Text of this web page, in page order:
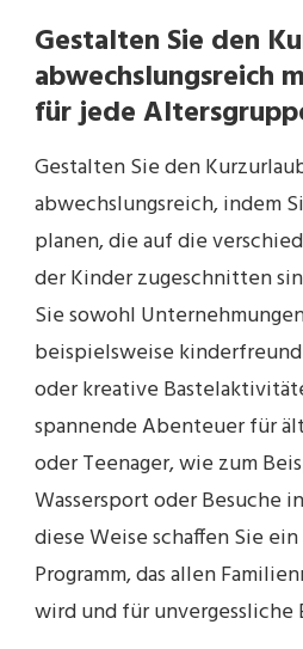
Gestalten Sie den
abwechslungsreich
für jede
Gestalten Sie den
abwechslungsreich, indem
planen, die auf die
der Kinder zugeschnitten
Sie sowohl
beispielsweise
oder kreative
spannende Abenteuer für
oder Teenager, wie zum
Wassersport oder Besuche
diese Weise schaffen Sie
Programm, das allen
wird und für unvergessliche